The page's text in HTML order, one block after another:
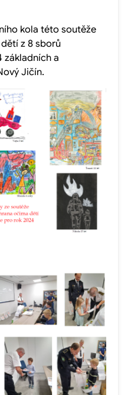
kola této soutěže
z 8 sborů
základních a
Jičín.